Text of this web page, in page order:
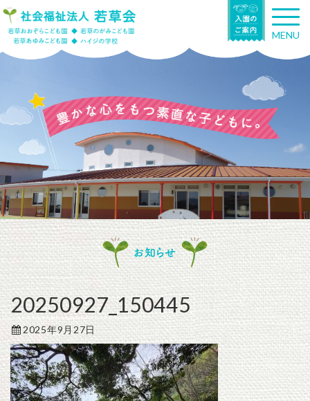
T
o
g
n
g
a
t
n
MENU
お知らせ
20250927_150445
2025年9月27日